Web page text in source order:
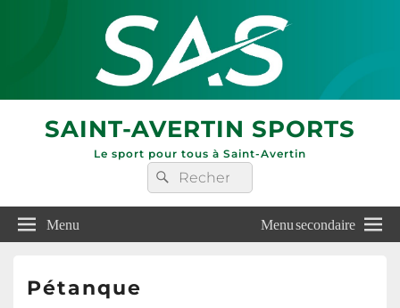
SAINT-AVERTIN SPORTS
Le sport pour tous à Saint-Avertin
Recherche :
Rechercher
Menu Menu secondaire
Pétanque